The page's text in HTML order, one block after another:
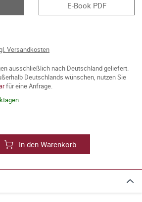
E-Book PDF
Versandkosten
ausschließlich nach Deutschland geliefert.
Deutschlands wünschen, nutzen Sie
für eine Anfrage.
In den Warenkorb